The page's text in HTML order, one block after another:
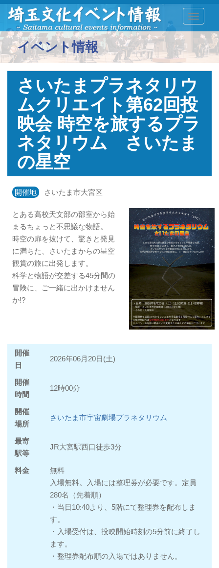
イベント情報
さいたまプラネタリウ
ムクリエイト第62回投
映会 時空を旅するプラ
ネタリウム さいたま
の星空
開催地 さいたま市大宮区
とある高校天文部の部室から始
まるちょっと不思議な物語。
時空の扉を抜けて、驚きと発見
に満ちた、さいたまからの星空
観賞の旅に出発します。
科学と物語が交差する45分間の
冒険に、ご一緒に出かけません
か!?
開催
日
2026年06月20日(土)
開催
時間
12時00分
開催
場所
さいたま市宇宙劇場プラネタリウム
最寄
駅等
JR大宮駅西口徒歩3分
料金
無料
入場無料。入場には整理券が必要です。定員
280名（先着順）
・当日10:40より、5階にて整理券を配布しま
す。
・入場受付は、投映開始時刻の5分前に終了し
ます。
・整理券配布順の入場ではありません。